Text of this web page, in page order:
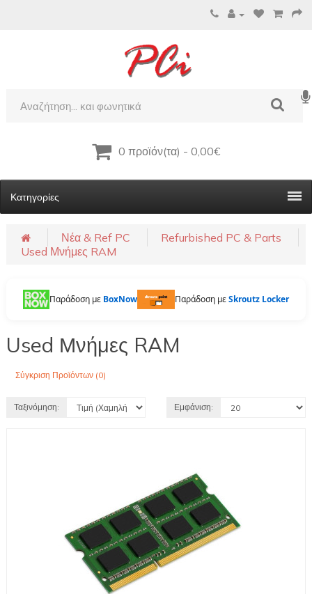
0 προϊόν(τα) - 0,00€
Κατηγορίες
Νέα & Ref PC
Refurbished PC & Parts
Used Μνήμες RAM
Παράδοση με BoxNow Παράδοση μεSkroutz Locker
Used Μνήμες RAM
Σύγκριση Προϊόντων (0)
Ταξινόμηση: Εμφάνιση: